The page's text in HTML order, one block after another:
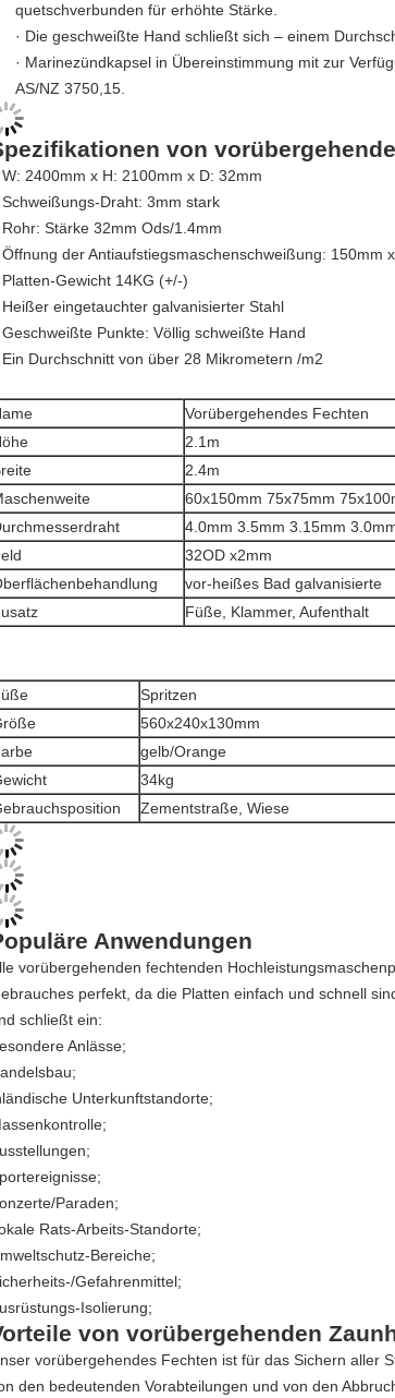
quetschverbunden für erhöhte Stärke.
· Die geschweißte Hand schließt sich – einem
· Marinezündkapsel in Übereinstimmung mit zur
AS/NZ 3750,15.
von
W: 2400mm x H: 2100mm x D: 32mm
Schweißungs-Draht: 3mm stark
Rohr: Stärke 32mm Ods/1.4mm
Öffnung der Antiaufstiegsmaschenschweißung: 150mm x
Platten-Gewicht 14KG (+/-)
Heißer eingetauchter galvanisierter Stahl
Geschweißte Punkte: Völlig schweißte Hand
Ein Durchschnitt von über 28 Mikrometern /m2
Vorübergehendes Fechten
2.1m
2.4m
60x150mm 75x75mm
4.0mm 3.5mm 3.15mm
32OD x2mm
vor-heißes Bad galvanisierte
Füße, Klammer, Aufenthalt
Spritzen
560x240x130mm
gelb/Orange
34kg
Zementstraße, Wiese